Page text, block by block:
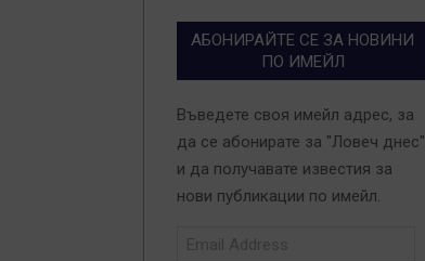
АБОНИРАЙТЕ СЕ ЗА НОВИНИ
ПО ИМЕЙЛ
Въведете своя имейл адрес, за
да се абонирате за "Ловеч днес"
и да получавате известия за
нови публикации по имейл.